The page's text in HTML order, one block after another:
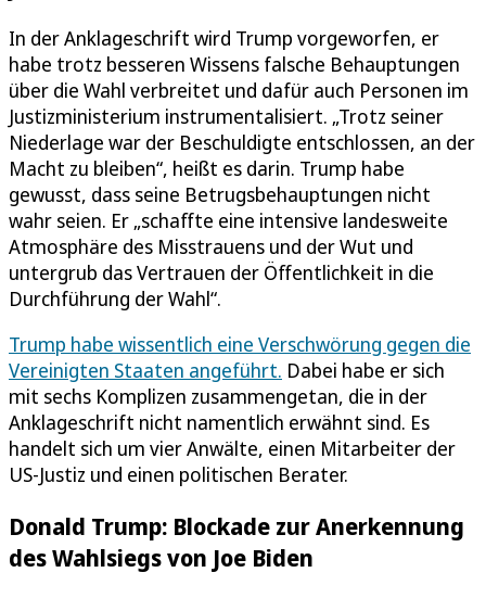
In der Anklageschrift wird Trump vorgeworfen, er
habe trotz besseren Wissens falsche Behauptungen
über die Wahl verbreitet und dafür auch Personen im
Justizministerium instrumentalisiert. „Trotz seiner
Niederlage war der Beschuldigte entschlossen, an der
Macht zu bleiben“, heißt es darin. Trump habe
gewusst, dass seine Betrugsbehauptungen nicht
wahr seien. Er „schaffte eine intensive landesweite
Atmosphäre des Misstrauens und der Wut und
untergrub das Vertrauen der Öffentlichkeit in die
Durchführung der Wahl“.
Trump habe wissentlich eine Verschwörung gegen die
Vereinigten Staaten angeführt. Dabei habe er sich
mit sechs Komplizen zusammengetan, die in der
Anklageschrift nicht namentlich erwähnt sind. Es
handelt sich um vier Anwälte, einen Mitarbeiter der
US-Justiz und einen politischen Berater.
Donald Trump: Blockade zur Anerkennung
des Wahlsiegs von Joe Biden